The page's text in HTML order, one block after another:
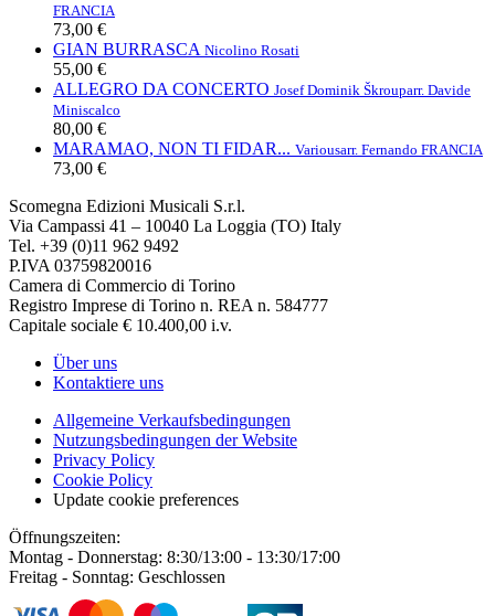
FRANCIA
73,00 €
GIAN BURRASCA Nicolino Rosati
55,00 €
ALLEGRO DA CONCERTO Josef Dominik Škrouparr. Davide
Miniscalco
80,00 €
MARAMAO, NON TI FIDAR... Variousarr. Fernando FRANCIA
73,00 €
Scomegna Edizioni Musicali S.r.l.
Via Campassi 41 – 10040 La Loggia (TO) Italy
Tel. +39 (0)11 962 9492
P.IVA 03759820016
Camera di Commercio di Torino
Registro Imprese di Torino n. REA n. 584777
Capitale sociale € 10.400,00 i.v.
Über uns
Kontaktiere uns
Allgemeine Verkaufsbedingungen
Nutzungsbedingungen der Website
Privacy Policy
Cookie Policy
Update cookie preferences
Öffnungszeiten:
Montag - Donnerstag: 8:30/13:00 - 13:30/17:00
Freitag - Sonntag: Geschlossen